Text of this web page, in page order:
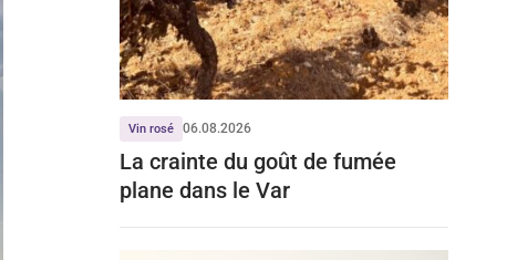
Vin rosé 06.08.2026
La crainte du goût de fumée
plane dans le Var